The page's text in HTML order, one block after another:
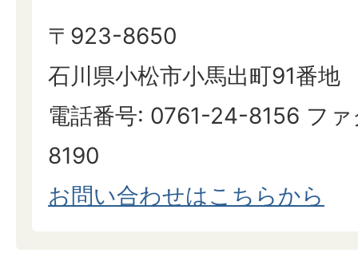
〒923-8650
石川県小松市小馬出町91番地
電話番号: 0761-24-8156 フ
8190
お問い合わせはこちらから